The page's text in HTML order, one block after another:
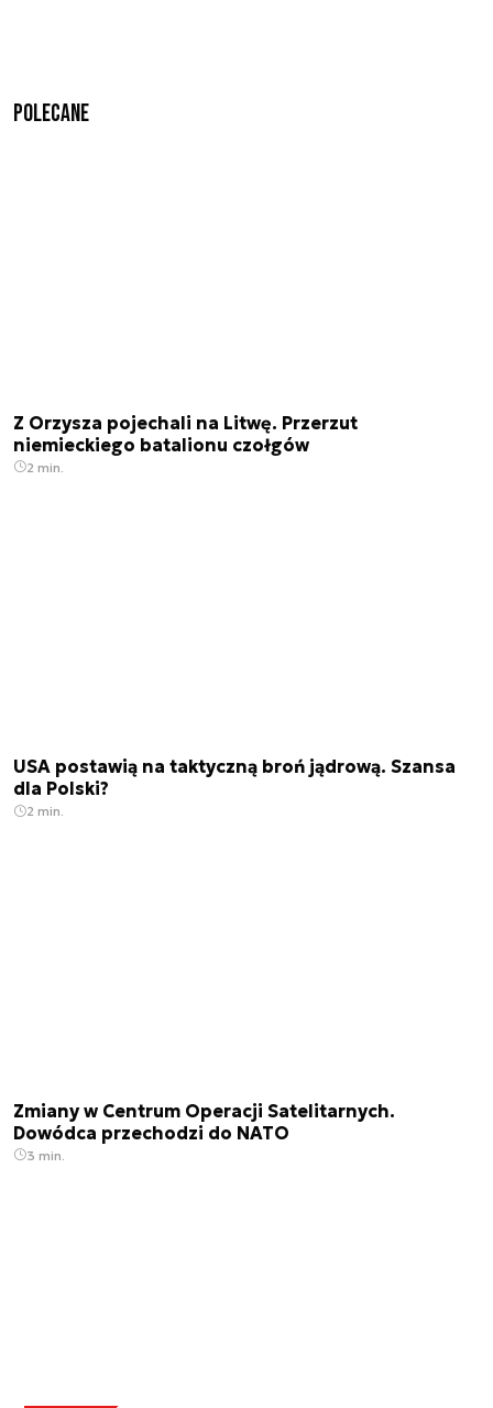
Polecane
Z Orzysza pojechali na Litwę. Przerzut
niemieckiego batalionu czołgów
2 min.
USA postawią na taktyczną broń jądrową. Szansa
dla Polski?
2 min.
Zmiany w Centrum Operacji Satelitarnych.
Dowódca przechodzi do NATO
3 min.